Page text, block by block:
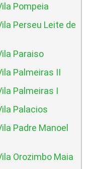
Pompeia
Perseu Leite de
Paraiso
Palmeiras II
Palmeiras I
Palacios
Padre Manoel
Orozimbo Maia